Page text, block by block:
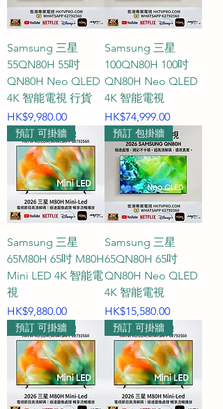
Samsung 三星
55QN80H 55吋
QN80H Neo QLED
4K 智能電視 行貨
價格
HK$9,980.00
Samsung 三星
100QN80H 100吋
QN80H Neo QLED
4K 智能電視
價格
HK$74,999.00
預訂 可掛牆
Samsung 三星
65M80H 65吋 M80H
Mini LED 4K 智能電
視
價格
HK$9,880.00
預訂 包掛牆
Samsung 三星
65QN80H 65吋
QN80H Neo QLED
4K 智能電視
價格
HK$15,580.00
預訂 可掛牆 預訂 可掛牆